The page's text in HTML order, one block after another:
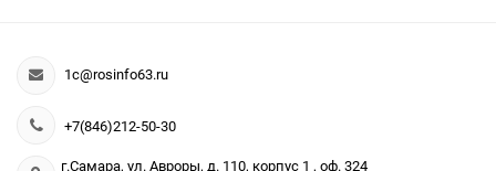
1c@rosinfo63.ru
+7(846)212-50-30
г.Самара, ул. Авроры, д. 110, корпус 1 , оф. 324